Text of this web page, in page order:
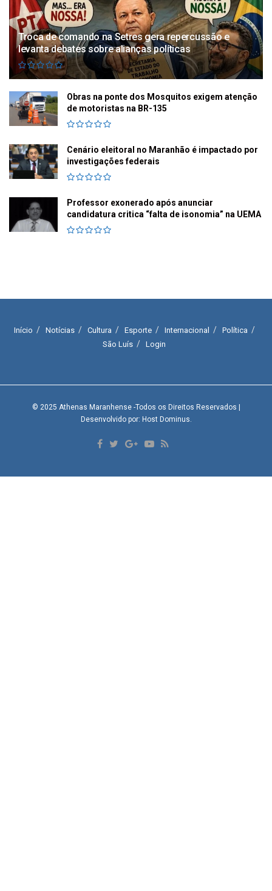
Troca de comando na Setres gera repercussão e
levanta debates sobre alianças políticas
Obras na ponte dos Mosquitos exigem atenção
de motoristas na BR-135
Cenário eleitoral no Maranhão é impactado por
investigações federais
Professor exonerado após anunciar
candidatura critica “falta de isonomia” na UEMA
Início Notícias Cultura Esporte Internacional
Política
São Luís
Login
© 2025 Athenas Maranhense-Todos os Direitos Reservados |
Desenvolvido por: Host Dominus